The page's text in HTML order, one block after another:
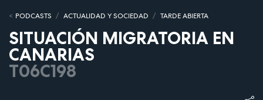
PODCASTS ACTUALIDAD Y SOCIEDAD TARDE ABIERTA
SITUACIÓN MIGRATORIA EN
CANARIAS
T06C198